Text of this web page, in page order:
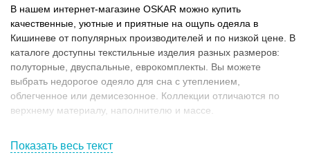
В нашем интернет-магазине OSKAR можно купить
качественные, уютные и приятные на ощупь одеяла в
Кишиневе от популярных производителей и по низкой цене. В
каталоге доступны текстильные изделия разных размеров:
полуторные, двуспальные, еврокомплекты. Вы можете
выбрать недорогое одеяло для сна с утеплением,
облегченное или демисезонное. Коллекции отличаются по
верхнему материалу, наполнителю и массе.
Показать весь текст